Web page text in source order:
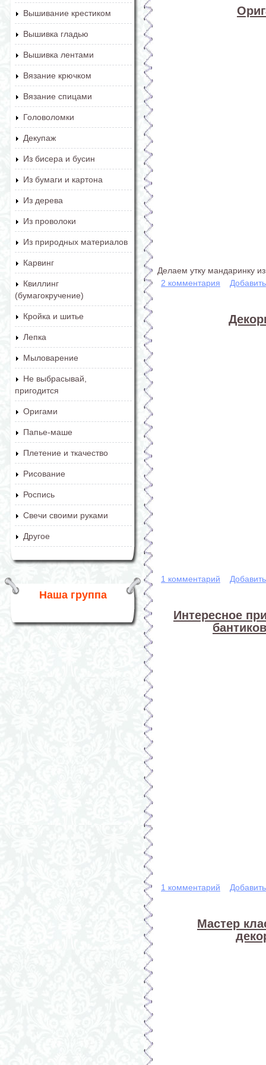
Вышивание крестиком
Вышивка гладью
Вышивка лентами
Вязание крючком
Вязание спицами
Головоломки
Декупаж
Из бисера и бусин
Из бумаги и картона
Из дерева
Из проволоки
Из природных материалов
Карвинг
Квиллинг
(бумагокручение)
Кройка и шитье
Лепка
Мыловарение
Не выбрасывай,
пригодится
Оригами
Папье-маше
Плетение и ткачество
Рисование
Роспись
Свечи своими руками
Другое
Наша группа
Делаем утку мандаринку
2 комментария
1 комментарий
Интересное
1 комментарий
Мастер